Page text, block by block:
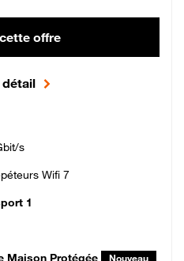
offre
détail
s
Wifi 7
1
Maison Protégée Nouveau